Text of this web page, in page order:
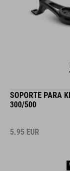
SOPORTE PARA
300/500
5.95 EUR